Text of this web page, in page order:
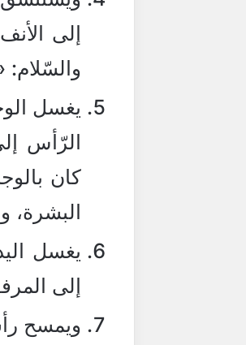
إلى
والسّلام:
يغسل
الرّأس
كان
يغسل
إلى
ويمسح